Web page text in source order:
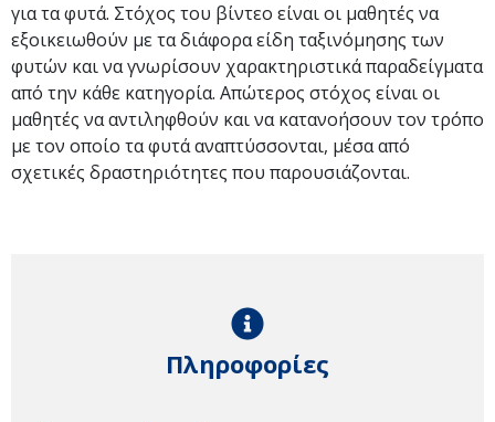
για τα φυτά. Στόχος του βίντεο είναι οι μαθητές να
εξοικειωθούν με τα διάφορα είδη ταξινόμησης των
φυτών και να γνωρίσουν χαρακτηριστικά παραδείγματα
από την κάθε κατηγορία. Απώτερος στόχος είναι οι
μαθητές να αντιληφθούν και να κατανοήσουν τον τρόπο
με τον οποίο τα φυτά αναπτύσσονται, μέσα από
σχετικές δραστηριότητες που παρουσιάζονται.
Πληροφορίες